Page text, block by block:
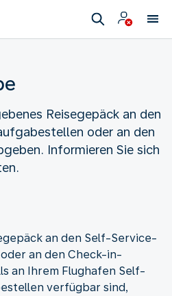
Reisegepäck an den
oder an den
Informieren Sie sich
an den Self-Service-
an den Check-in-
an Ihrem Flughafen Self-
verfügbar sind,